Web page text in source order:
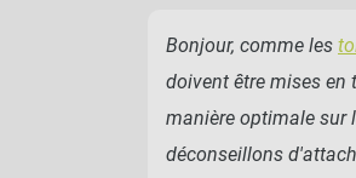
Bonjour, comme les
doivent être mises en
manière optimale sur
déconseillons